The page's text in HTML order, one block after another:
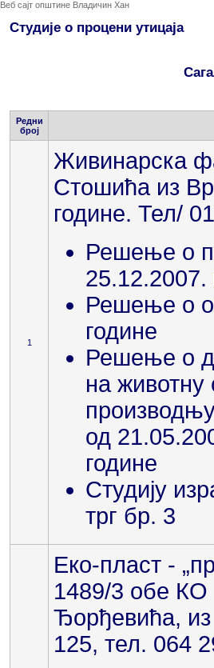
Веб сајт општине Владичин Хан
Студије о процени утицаја
Редни
број
1
Живинарска
Стошића из
године. Тел/
Решење о
25.12.2007.
Решење о
године
Решење о
на животну
од
године
Студију
трг бр. 3
Еко-пласт -
1489/3 обе
Ђорђевића,
125, тел. 064